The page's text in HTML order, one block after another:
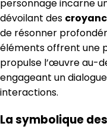
personnage incarne
dévoilant des
de résonner
éléments offrent une
propulse l’œuvre au-
engageant un
interactions.
La symbolique